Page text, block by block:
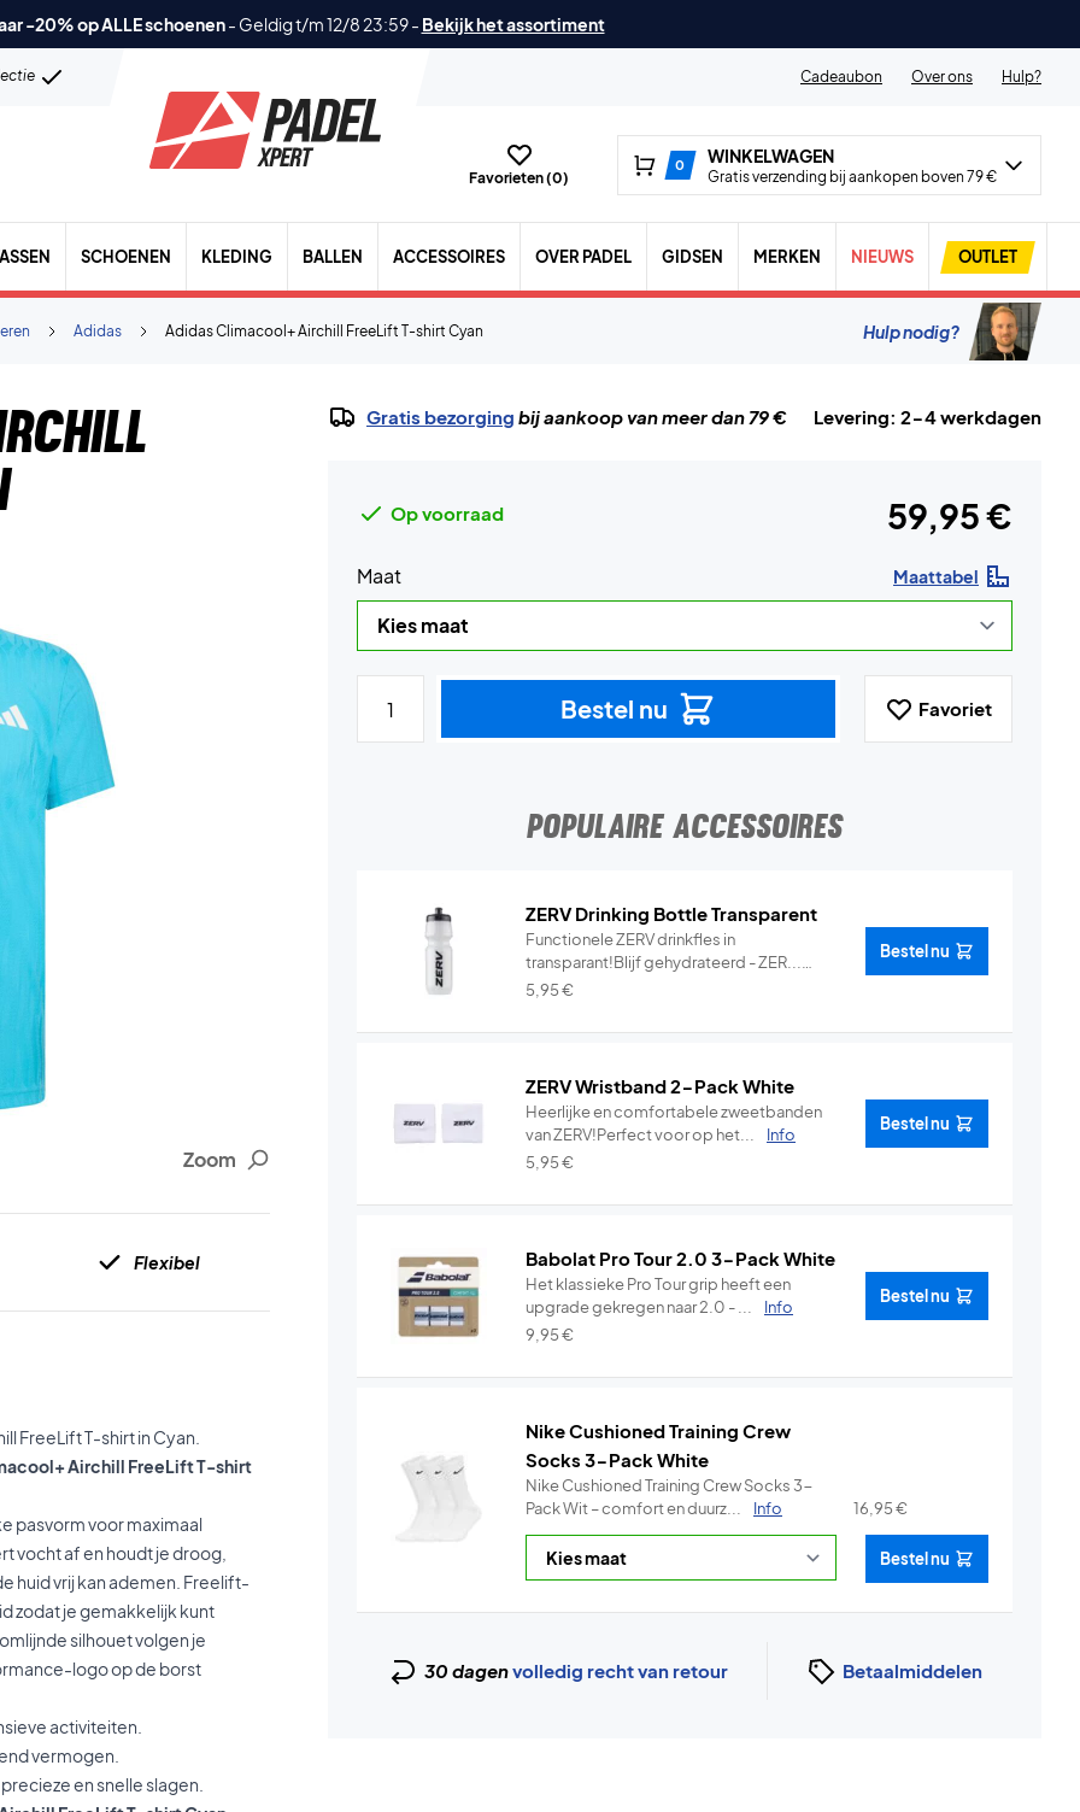
-20% op ALLE schoenen- Geldig t/m 12/8 23:59- Bekijk het assortiment
Cadeaubon Over ons Hulp?
Favorieten (0)
0 WINKELWAGEN
Gratis verzending bij aankopen boven 79 €
SCHOENEN KLEDING BALLEN ACCESSOIRES OVER PADEL GIDSEN MERKEN NIEUWS OUTLET
Adidas Climacool+ Airchill FreeLift T-shirt Cyan
Adidas Hulp nodig?
Zoom
Flexibel
FreeLift T-shirt in Cyan.
Airchill FreeLift T-shirt
pasvorm voor maximaal
vocht af en houdt je droog,
huid vrij kan ademen. Freelift-
zodat je gemakkelijk kunt
silhouet volgen je
logo op de borst
activiteiten.
vermogen.
en snelle slagen.
Gratis bezorging bij aankoop van meer dan 79 € Levering: 2-4 werkdagen
Op voorraad 59,95 €
Maat Maattabel
Bestel nu Favoriet
POPULAIRE ACCESSOIRES
ZERV Drinking Bottle Transparent
Functionele ZERV drinkfles in
transparant!Blijf gehydrateerd - ZER...
Info
5,95€
Bestel nu
ZERV Wristband 2-Pack White
Heerlijke en comfortabele zweetbanden
van ZERV!Perfect voor op het...
Info
5,95€
Bestel nu
Babolat Pro Tour 2.0 3-Pack White
Het klassieke Pro Tour grip heeft een
upgrade gekregen naar 2.0 - ...
Info
9,95€
Bestel nu
Nike Cushioned Training Crew
Socks 3-Pack White
Nike Cushioned Training Crew Socks 3-
Pack Wit – comfort en duurz...
Info 16,95€
Bestel nu
30 dagenvolledig recht van retour Betaalmiddelen